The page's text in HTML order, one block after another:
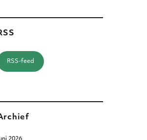
RSS-feed